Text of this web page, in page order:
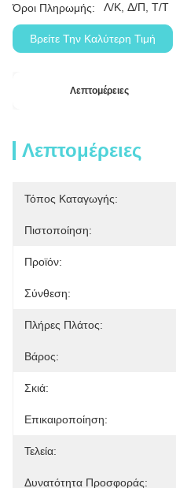
Όροι Πληρωμής: Λ/Κ, Δ/Π, Τ/Τ
Βρείτε Την Καλύτερη Τιμή
Λεπτομέρειες
Λεπτομέρειες
Τόπος Καταγωγής:
Πιστοποίηση:
Προϊόν:
Σύνθεση:
Πλήρες Πλάτος:
Βάρος:
Σκιά:
Επικαιροποίηση:
Τελεία:
Δυνατότητα Προσφοράς: